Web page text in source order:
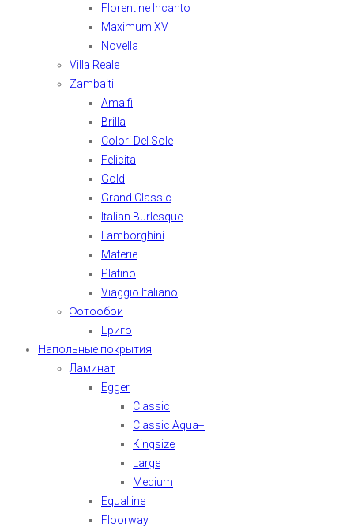
Florentine Incanto
Maximum XV
Novella
Villa Reale
Zambaiti
Amalfi
Brilla
Colori Del Sole
Felicita
Gold
Grand Classic
Italian Burlesque
Lamborghini
Materie
Platino
Viaggio Italiano
Фотообои
Ериго
Напольные покрытия
Ламинат
Egger
Classic
Classic Aqua+
Kingsize
Large
Medium
Equalline
Floorway